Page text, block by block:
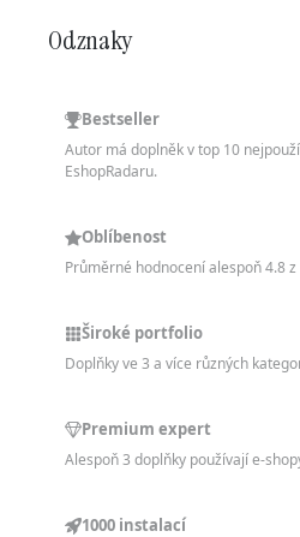
Odznaky
Bestseller
Autor má doplněk v top 10
EshopRadaru.
Oblíbenost
Průměrné hodnocení alespoň 4.8
Široké portfolio
Doplňky ve 3 a více různých
Premium expert
Alespoň 3 doplňky používají e-
1000 instalací